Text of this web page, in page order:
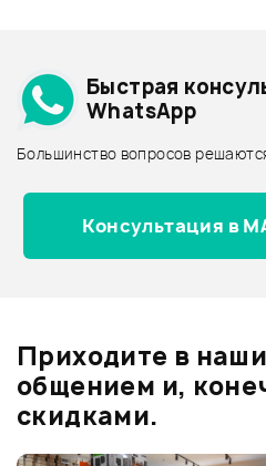
Архив товаров - дешевле
Архив товаров - дороже
Все товары ACME
Архив товаров - новинки
Быстрая
WhatsApp
Большинство вопросов
Консультация в
Приходите в
общением и,
скидками.